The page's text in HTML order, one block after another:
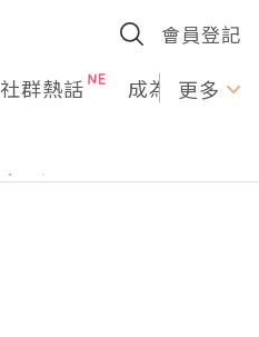
會員登記
社群熱話 成為U更多